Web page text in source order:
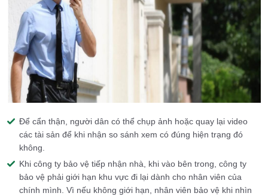
Để cẩn thận, người dân có thể chụp ảnh hoặc quay lại video
các tài sản để khi nhận so sánh xem có đúng hiện trạng đó
không.
Khi công ty bảo vệ tiếp nhận nhà, khi vào bên trong, công ty
bảo vệ phải giới hạn khu vực đi lại dành cho nhân viên của
chính mình. Vì nếu không giới hạn, nhân viên bảo vệ khi nhìn